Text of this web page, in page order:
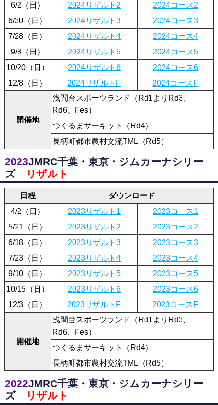
6/2（日）
2024リザルト2
2024コース2
6/30（日）
2024リザルト3
2024コース3
7/28（日）
2024リザルト4
2024コース4
9/8（日）
2024リザルト5
2024コース5
10/20（日）
2024リザルト6
2024コース6
12/8（日）
2024リザルトF 2024コースF
開催地
浅間台スポーツランド（Rd1よりRd3、
Rd6、Fes）
つくるまサーキット（Rd4）
長柄町都市農村交流TML（Rd5）
2023JMRC千葉・東京・ジムカーナシリー
ズ
リザルト
日程
ダウンロード
4/2（日）
2023リザルト1
2023コース1
5/21（日）
2023リザルト2
2023コース2
6/18（日）
2023リザルト3
2023コース3
7/23（日）
2023リザルト4
2023コース4
9/10（日）
2023リザルト5
2023コース5
10/15（日）
2023リザルト6
2023コース6
12/3（日）
2023リザルトF 2023コースF
開催地
浅間台スポーツランド（Rd1よりRd3、
Rd6、Fes）
つくるまサーキット（Rd4）
長柄町都市農村交流TML（Rd5）
2022JMRC千葉・東京・ジムカーナシリー
ズ
リザルト